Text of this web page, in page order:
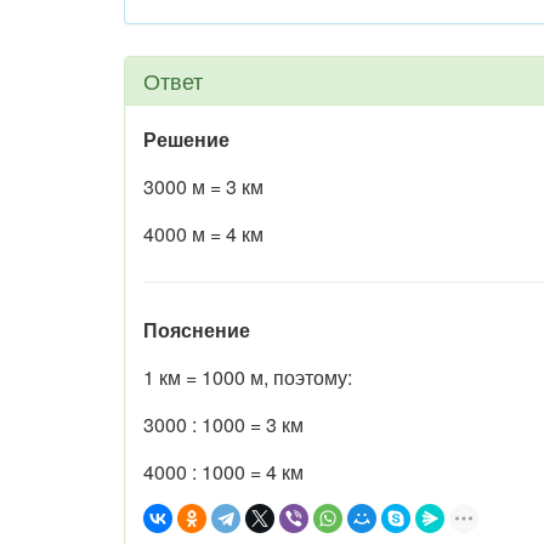
Ответ
Решение
3000 м = 3 км
4000 м = 4 км
Пояснение
1 км = 1000 м, поэтому:
3000 : 1000 = 3 км
4000 : 1000 = 4 км